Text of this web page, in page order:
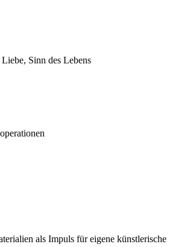
Sinn des Lebens
als Impuls für eigene künstlerische